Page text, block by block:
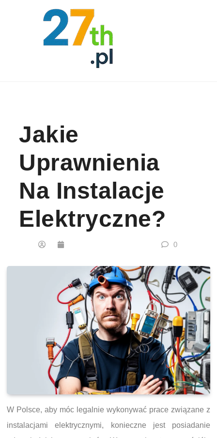
Jakie
Uprawnienia
Na Instalacje
Elektryczne?
0
W Polsce, aby móc legalnie wykonywać prace związane z
instalacjami elektrycznymi, konieczne jest posiadanie